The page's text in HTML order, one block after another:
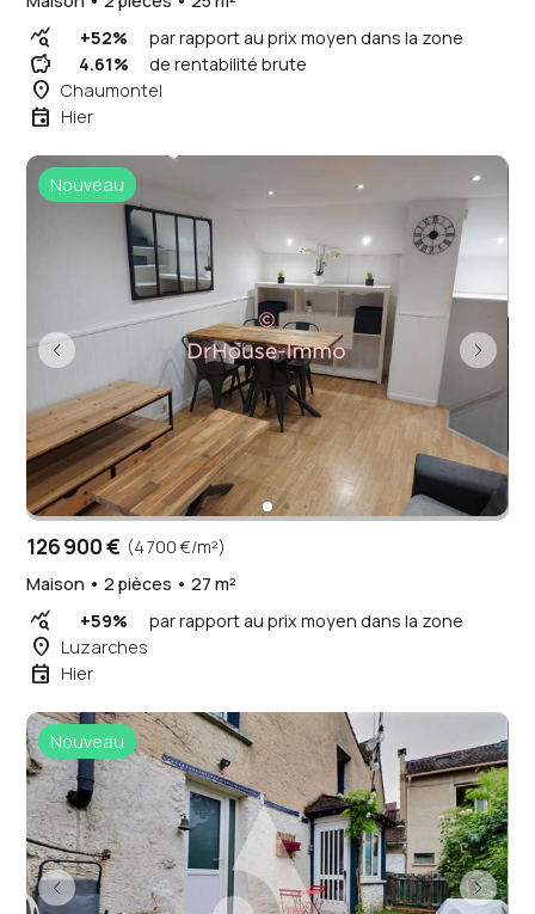
query_stats +52% par rapport au prix moyen dans la zone
savings 4.61% de rentabilité brute
place Chaumontel
event Hier
Nouveau
126 900 € (4 700 €/m²)
Maison • 2 pièces • 27 m²
query_stats +59% par rapport au prix moyen dans la zone
place Luzarches
event Hier
Nouveau